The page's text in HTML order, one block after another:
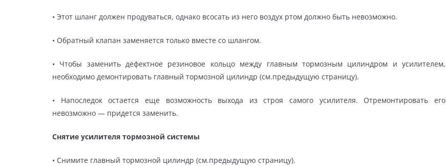
• Этот шланг должен продуваться, однако всосать из него воздух ртом должно быть невозможно.
• Обратный клапан заменяется только вместе со шлангом.
• Чтобы заменить дефектное резиновое кольцо между главным тормозным цилиндром и усилителем,
необходимо демонтировать главный тормозной цилиндр (см.предыдущую страницу).
• Напоследок остается еще возможность выхода из строя самого усилителя. Отремонтировать его
невозможно — придется заменить.
Снятие усилителя тормозной системы
• Снимите главный тормозной цилиндр (см.предыдущую страницу).